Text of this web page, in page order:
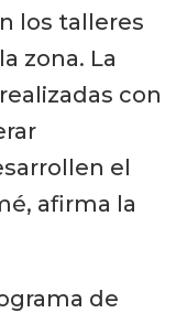
los talleres
zona. La
con
el
afirma la
de